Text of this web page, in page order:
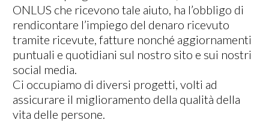
ONLUS che ricevono tale aiuto, ha l’obbligo di
rendicontare l’impiego del denaro ricevuto
tramite ricevute, fatture nonché aggiornamenti
puntuali e quotidiani sul nostro sito e sui nostri
social media.
Ci occupiamo di diversi progetti, volti ad
assicurare il miglioramento della qualità della
vita delle persone.